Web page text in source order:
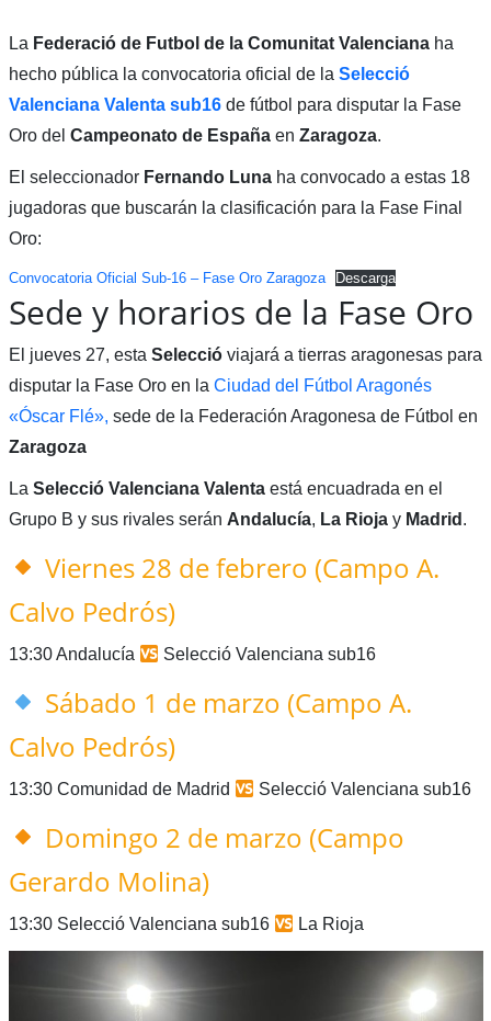
La Federació de Futbol de la Comunitat Valencianaha
hecho pública la convocatoria oficial de la Selecció
Valenciana Valenta sub16 de fútbol para disputar la Fase
Oro del Campeonato de Españaen Zaragoza.
El seleccionador Fernando Lunaha convocado a estas 18
jugadoras que buscarán la clasificación para la Fase Final
Oro:
Convocatoria Oficial Sub-16 – Fase Oro Zaragoza Descarga
Sede y horarios de la Fase Oro
El jueves 27, esta Seleccióviajará a tierras aragonesas para
disputar la Fase Oro en la Ciudad del Fútbol Aragonés
«Óscar Flé», sede de la Federación Aragonesa de Fútbol en
Zaragoza
La Selecció Valenciana Valenta está encuadrada en el
Grupo B y sus rivales serán Andalucía, La Riojay Madrid .
Viernes 28 de febrero (Campo A.
Calvo Pedrós)
13:30 Andalucía Selecció Valenciana sub16
Sábado 1 de marzo (Campo A.
Calvo Pedrós)
13:30 Comunidad de Madrid Selecció Valenciana sub16
Domingo 2 de marzo (Campo
Gerardo Molina)
13:30 Selecció Valenciana sub16 La Rioja